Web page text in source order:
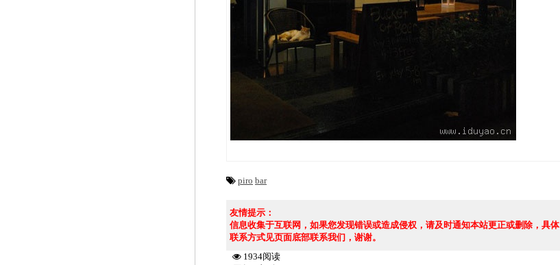
piro bar
友情提示：
信息收集于互联网，如果您发现错误或造成侵权，请及时通知本站更正或删除，具体
联系方式见页面底部联系我们，谢谢。
1934阅读